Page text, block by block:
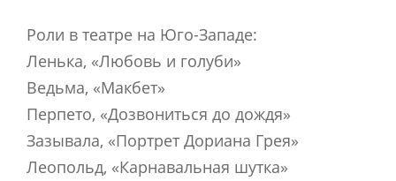
Роли в театре на Юго-Западе:
Ленька, «Любовь и голуби»
Ведьма, «Макбет»
Перпето, «Дозвониться до дождя»
Зазывала, «Портрет Дориана Грея»
Леопольд, «Карнавальная шутка»